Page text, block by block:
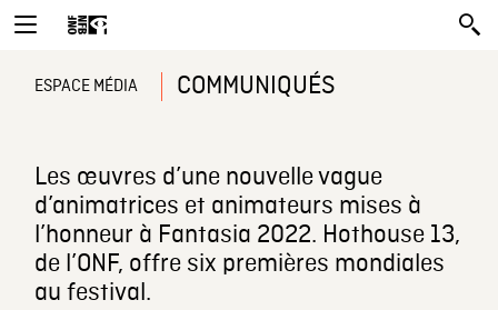
ESPACE MÉDIA COMMUNIQUÉS
Les œuvres d’une nouvelle vague
d’animatrices et animateurs mises à
l’honneur à Fantasia 2022. Hothouse 13,
de l’ONF, offre six premières mondiales
au festival.